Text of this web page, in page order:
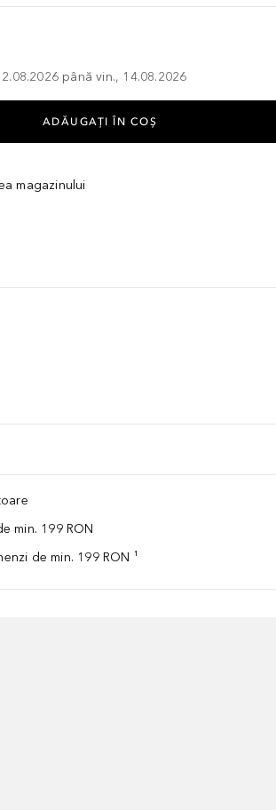
până vin., 14.08.2026
ADĂUGAȚI ÎN COŞ
magazinului
min. 199 RON
de min. 199 RON ¹